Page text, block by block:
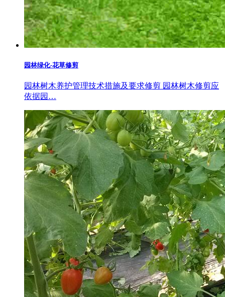
园林绿化-花草修剪
园林树木养护管理技术措施及要求修剪 园林树木修剪应
依据园…